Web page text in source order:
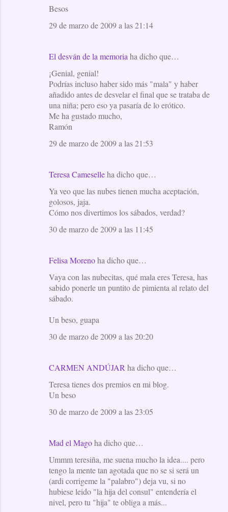
Besos
29 de marzo de 2009 a las 21:14
El desván de la memoria ha dicho que…
¡Genial, genial!
Podrías incluso haber sido más "mala" y haber
añadido antes de desvelar el final que se trataba de
una niña; pero eso ya pasaría de lo erótico.
Me ha gustado mucho,
Ramón
29 de marzo de 2009 a las 21:53
Teresa Cameselleha dicho que…
Ya veo que las nubes tienen mucha aceptación,
golosos, jaja.
Cómo nos divertimos los sábados, verdad?
30 de marzo de 2009 a las 11:45
Felisa Morenoha dicho que…
Vaya con las nubecitas, qué mala eres Teresa, has
sabido ponerle un puntito de pimienta al relato del
sábado.
Un beso, guapa
30 de marzo de 2009 a las 20:20
CARMEN ANDÚJAR ha dicho que…
Teresa tienes dos premios en mi blog.
Un beso
30 de marzo de 2009 a las 23:05
Mad el Magoha dicho que…
Ummm teresiña, me suena mucho la idea.... pero
tengo la mente tan agotada que no se si será un
(ardi corrigeme la "palabro") deja vu, si no
hubiese leido "la hija del consul" entendería el
nivel, pero tu "hija" te obliga a más...